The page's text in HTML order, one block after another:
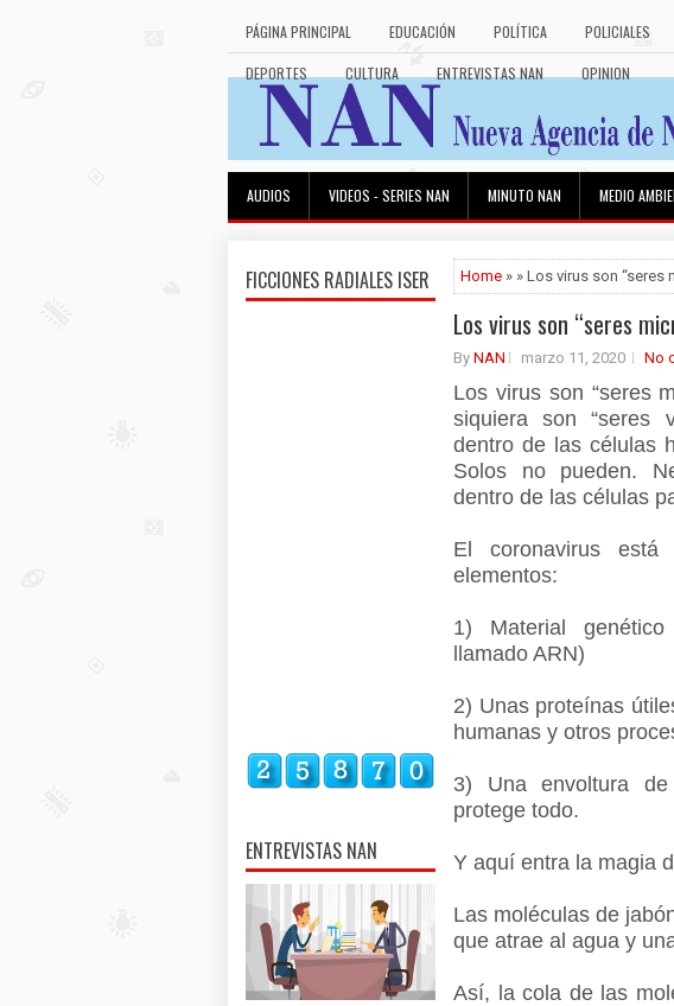
PÁGINA PRINCIPAL EDUCACIÓN POLÍTICA POLICIALES
DEPORTES CULTURA ENTREVISTAS NAN OPINION
AUDIOS VIDEOS - SERIES NAN MINUTO NAN MEDIO
FICCIONES RADIALES ISER
ENTREVISTAS NAN
Home » » Los virus son
Los virus son “seres
By NAN marzo 11, 2020 No
Los virus son “seres
siquiera son “seres
dentro de las células
Solos no pueden.
dentro de las células
El coronavirus está
elementos:
1) Material
llamado ARN)
2) Unas proteínas
humanas y otros
3) Una envoltura
protege todo.
Y aquí entra la magia
Las moléculas de
que atrae al agua y
Así, la cola de las